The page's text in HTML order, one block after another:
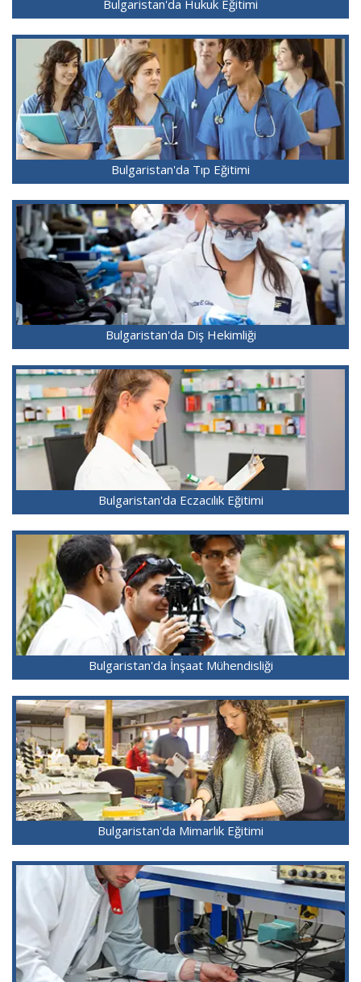
Bulgaristan'da Hukuk Eğitimi
Bulgaristan'da Tıp Eğitimi
Bulgaristan'da Diş Hekimliği
Bulgaristan'da Eczacılık Eğitimi
Bulgaristan'da İnşaat Mühendisliği
Bulgaristan'da Mimarlık Eğitimi